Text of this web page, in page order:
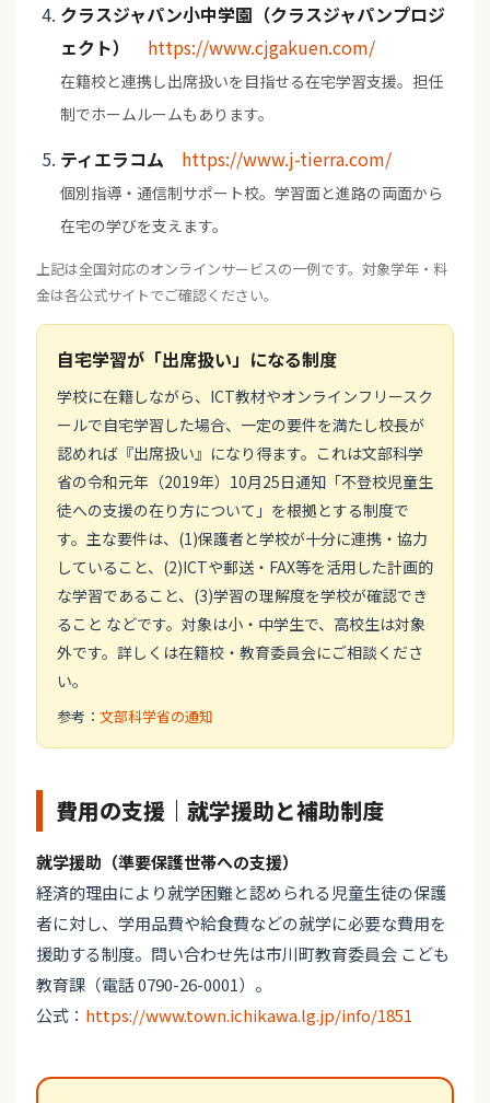
クラスジャパン小中学園（クラスジャパンプロジ
ェクト）
https://www.cjgakuen.com/
在籍校と連携し出席扱いを目指せる在宅学習支援。担任
制でホームルームもあります。
ティエラコム https://www.j-tierra.com/
個別指導・通信制サポート校。学習面と進路の両面から
在宅の学びを支えます。
上記は全国対応のオンラインサービスの一例です。対象学年・料
金は各公式サイトでご確認ください。
自宅学習が「出席扱い」になる制度
学校に在籍しながら、ICT教材やオンラインフリースク
ールで自宅学習した場合、一定の要件を満たし校長が
認めれば『出席扱い』になり得ます。これは文部科学
省の令和元年（2019年）10月25日通知「不登校児童生
徒への支援の在り方について」を根拠とする制度で
す。主な要件は、(1)保護者と学校が十分に連携・協力
していること、(2)ICTや郵送・FAX等を活用した計画的
な学習であること、(3)学習の理解度を学校が確認でき
ること などです。対象は小・中学生で、高校生は対象
外です。詳しくは在籍校・教育委員会にご相談くださ
い。
参考： 文部科学省の通知
費用の支援｜就学援助と補助制度
就学援助（準要保護世帯への支援）
経済的理由により就学困難と認められる児童生徒の保護
者に対し、学用品費や給食費などの就学に必要な費用を
援助する制度。問い合わせ先は市川町教育委員会 こども
教育課（電話 0790-26-0001）。
公式： https://www.town.ichikawa.lg.jp/info/1851